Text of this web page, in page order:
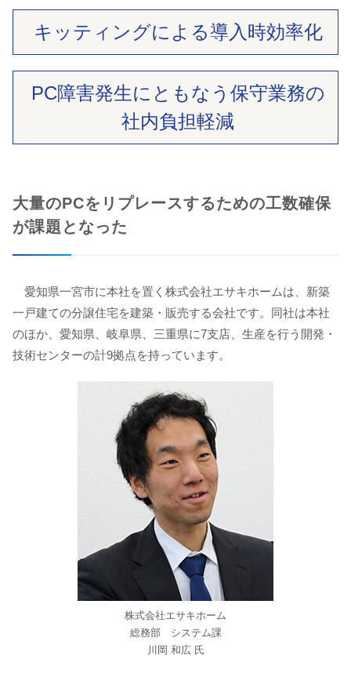
キッティングによる導入時効率化
PC障害発生にともなう 保守業務の
社内負担軽減
大量のPCをリプレースするための工数確保
が課題となった
愛知県一宮市に本社を置く株式会社エサキホームは、新築
一戸建ての分譲住宅を建築・販売する会社です。同社は本社
のほか、愛知県、岐阜県、三重県に7支店、生産を行う開発・
技術センターの計9拠点を持っています。
株式会社エサキホーム
総務部 システム課
川岡 和広 氏